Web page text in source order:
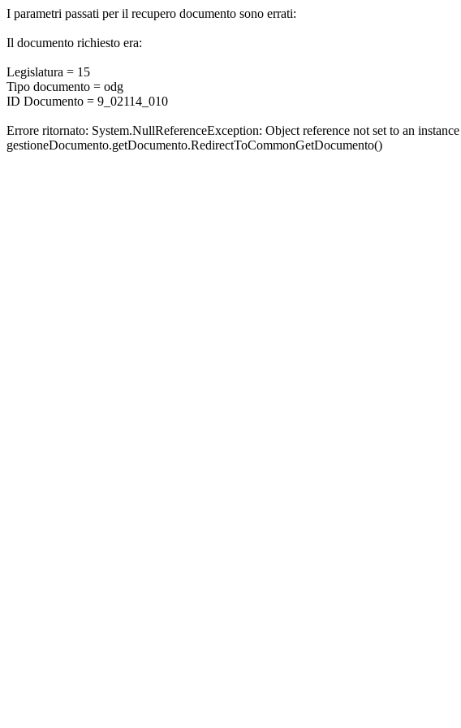
I parametri passati per il recupero documento sono errati:
Il documento richiesto era:
Legislatura = 15
Tipo documento = odg
ID Documento = 9_02114_010
Errore ritornato: System.NullReferenceException: Object reference not set to an
gestioneDocumento.getDocumento.RedirectToCommonGetDocumento()